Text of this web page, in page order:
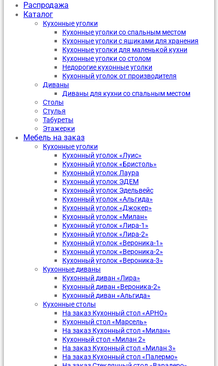
Распродажа
Каталог
Кухонные уголки
Кухонные уголки со спальным местом
Кухонные уголки с ящиками для хранения
Кухонные уголки для маленькой кухни
Кухонные уголки со столом
Недорогие кухонные уголки
Кухонный уголок от производителя
Диваны
Диваны для кухни со спальным местом
Столы
Стулья
Табуреты
Этажерки
Мебель на заказ
Кухонные уголки
Кухонный уголок «Луис»
Кухонный уголок «Бристоль»
Кухонный уголок Лаура
Кухонный уголок ЭДЕМ
Кухонный уголок Эдельвейс
Кухонный уголок «Альгида»
Кухонный уголок «Джокер»
Кухонный уголок «Милан»
Кухонный уголок «Лира-1»
Кухонный уголок «Лира-2»
Кухонный уголок «Вероника-1»
Кухонный уголок «Вероника-2»
Кухонный уголок «Вероника-3»
Кухонные диваны
Кухонный диван «Лира»
Кухонный диван «Вероника-2»
Кухонный диван «Альгида»
Кухонные столы
На заказ Кухонный стол «АРНО»
Кухонный стол «Марсель»
На заказ Кухонный стол «Милан»
Кухонный стол «Милан 2»
На заказ Кухонный стол «Милан 3»
На заказ Кухонный стол «Палермо»